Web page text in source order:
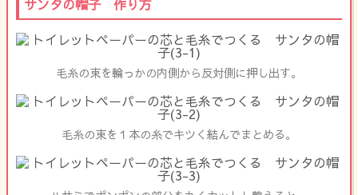
サンタの帽子 作り方
毛糸の束を輪っかの内側から反対側に押し出す。
毛糸の束を１本の糸でキツく結んでまとめる。